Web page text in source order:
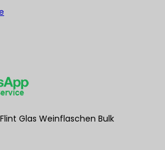
Glas Weinflaschen Bulk